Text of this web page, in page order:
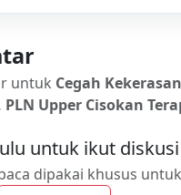
untuk Cegah
Upper Cisokan
untuk ikut diskusi
dipakai khusus